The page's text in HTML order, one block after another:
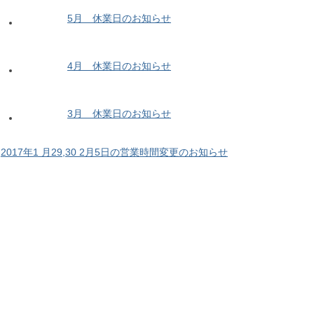
5月 休業日のお知らせ
4月 休業日のお知らせ
3月 休業日のお知らせ
2017年1 月29,30 2月5日の営業時間変更のお知らせ